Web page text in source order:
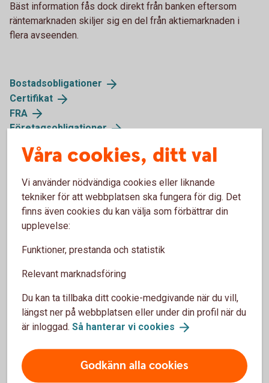
Bäst information fås dock direkt från banken eftersom
räntemarknaden skiljer sig en del från aktiemarknaden i
flera avseenden.
Bostadsobligationer
Certifikat
FRA
Företagsobligationer
Ränteterminer
Statsskuldväxlar
Månadsbrev
Konjunkturrapport
Mer information
Våra cookies, ditt val
Vi använder nödvändiga cookies eller liknande
tekniker för att webbplatsen ska fungera för dig. Det
finns även cookies du kan välja som förbättrar din
upplevelse:
Funktioner, prestanda och statistik
Relevant marknadsföring
Du kan ta tillbaka ditt cookie-medgivande när du vill,
längst ner på webbplatsen eller under din profil när du
är inloggad. Så hanterar vi cookies
Godkänn alla cookies